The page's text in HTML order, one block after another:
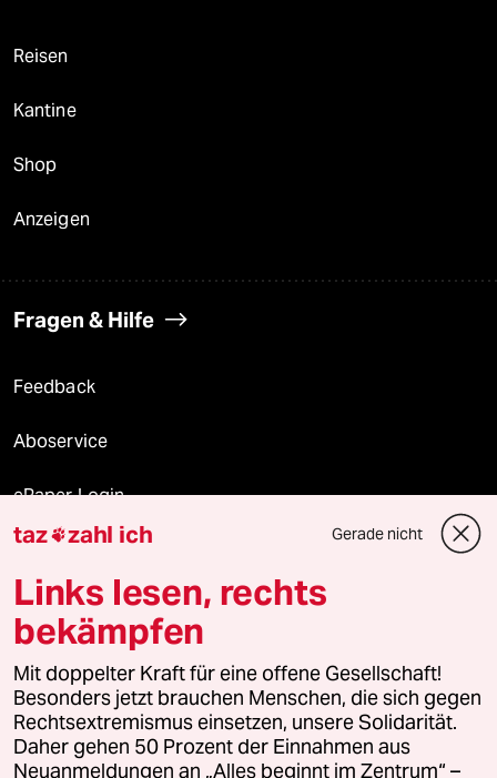
Reisen
Kantine
Shop
Anzeigen
Fragen & Hilfe
Feedback
Aboservice
ePaper Login
Downloads für Abonnierende
© 2026 taz Verlags und Vertriebs GmbH
Alle Rechte vorbehalten. Bei rechtlichen Fragen oder für Genehmigungen
wenden Sie sich bitte an
lizenzen@taz.de
Feedback Redaktionsstatut Kommune-Richtlinien
taz zahl ich Gerade nicht
Links lesen, rechts
bekämpfen
Mit doppelter Kraft für eine offene Gesellschaft!
Besonders jetzt brauchen Menschen, die sich gegen
Rechtsextremismus einsetzen, unsere Solidarität.
Daher gehen 50 Prozent der Einnahmen aus
Neuanmeldungen an „Alles beginnt im Zentrum“ –